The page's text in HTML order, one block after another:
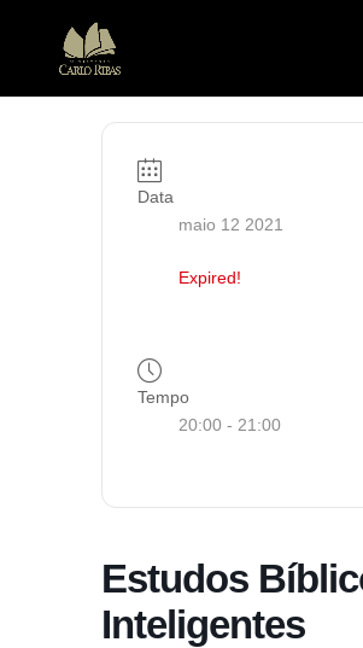
Data
maio 12 2021
Expired!
Tempo
20:00 - 21:00
Estudos
Inteligentes